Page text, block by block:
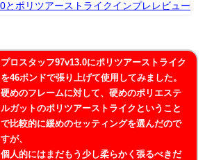
プロスタッフ97v13.0にポリツアーストライク
を46ポンドで張り上げて使用してみました。
硬めのフレームに対して、硬めのポリエステ
ルガットのポリツアーストライクということ
で比較的に緩めのセッティングを選んだので
すが、
個人的にはまだもう少し柔らかく張るべきだ